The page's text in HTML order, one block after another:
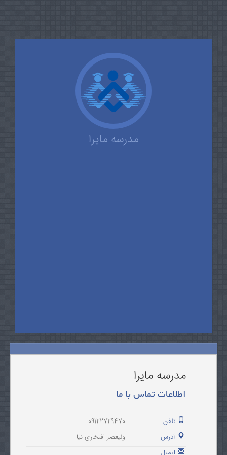
مدرسه مایرا
مدرسه مایرا
اطلاعات تماس با ما
تلفن
09122729470
آدرس
ولیعصر افتخاری نیا
ایمیل